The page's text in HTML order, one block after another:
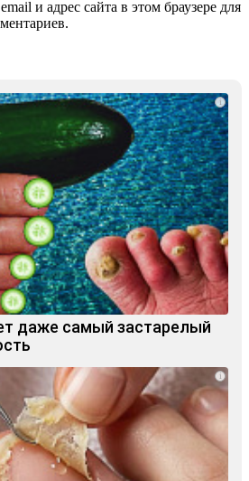
и адрес сайта в этом браузере для
i
даже самый застарелый
i